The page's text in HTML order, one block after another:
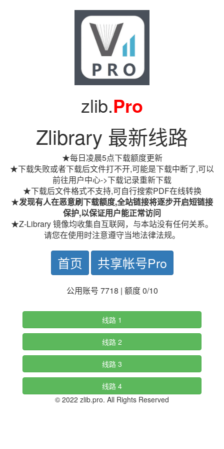
zlib.Pro
Zlibrary 最新线路
★每日凌晨5点下载额度更新
★下载失败或者下载后文件打不开,可能是下载中断了,可以
前往用户中心->下载记录重新下载
★下载后文件格式不支持,可自行搜索PDF在线转换
★发现有人在恶意刷下载额度,全站链接将逐步开启短链接
保护,以保证用户能正常访问
★Z-Library 镜像均收集自互联网，与本站没有任何关系。
请您在使用时注意遵守当地法律法规。
首页 共享帐号Pro
公用账号 7718 | 额度 0/10
线路 1
线路 2
线路 3
线路 4
© 2022 zlib.pro. All Rights Reserved